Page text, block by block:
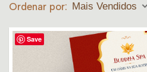
Ordenar por: Mais Vendidos
Save